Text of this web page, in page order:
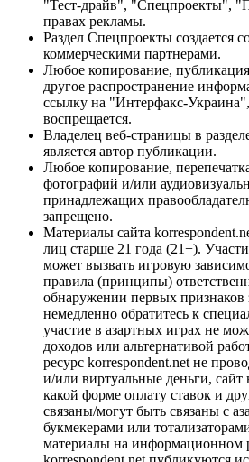
"Тест-драйв", "Спецпроекты",
правах рекламы.
Раздел Спецпроекты создается
коммерческими партнерами.
Любое копирование,
другое распространение
ссылку на "Интерфакс-
воспрещается.
Владелец веб-страницы в
является автор публикации.
Любое копирование,
фотографий и/или
принадлежащих
запрещено.
Материалы сайта
лиц старше 21 года (21+).
может вызвать игровую
правила (принципы)
обнаружении первых признаков
немедленно обратитесь к
участие в азартных играх не
доходов или альтернативой
ресурс korrespondent.net не
и/или виртуальные деньги,
какой форме оплату ставок и
связаны/могут быть связаны с
букмекерами или
материалы на информационном